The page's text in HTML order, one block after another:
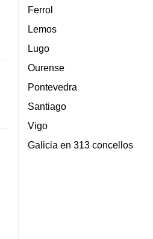
Ferrol
Lemos
Lugo
Ourense
Pontevedra
Santiago
Vigo
Galicia en 313 concellos